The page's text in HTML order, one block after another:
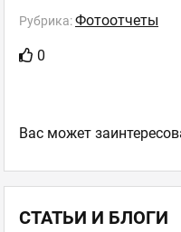
СТАТЬИ И БЛОГИ
Рубрика:Фотоотчеты
0
Ваc может